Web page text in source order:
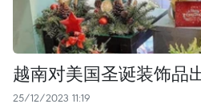
越南对美国圣诞装饰品
25/12/2023 11:19